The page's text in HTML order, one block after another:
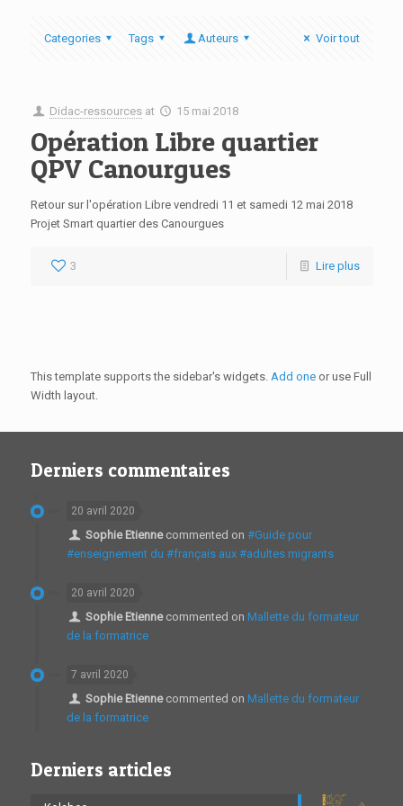
Categories Tags Auteurs Voir tout
Didac-ressources at 15 mai 2018
Opération Libre quartier
QPV Canourgues
Retour sur l'opération Libre vendredi 11 et samedi 12 mai 2018
Projet Smart quartier des Canourgues
3 Lire plus
This template supports the sidebar's widgets. Add oneor use Full
Width layout.
Derniers commentaires
20 avril 2020
Sophie Etiennecommented on #Guide pour
#enseignement du #français aux #adultes migrants
20 avril 2020
Sophie Etiennecommented on Mallette du formateur
de la formatrice
7 avril 2020
Sophie Etiennecommented on Mallette du formateur
de la formatrice
Derniers articles